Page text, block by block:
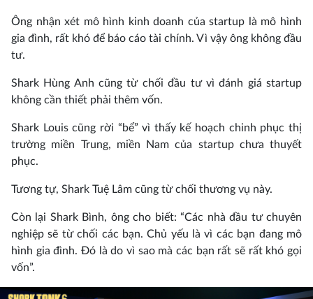
Ông nhận xét mô hình kinh doanh của startup là mô hình
gia đình, rất khó để báo cáo tài chính. Vì vậy ông không đầu
tư.
Shark Hùng Anh cũng từ chối đầu tư vì đánh giá startup
không cần thiết phải thêm vốn.
Shark Louis cũng rời “bể” vì thấy kế hoạch chinh phục thị
trường miền Trung, miền Nam của startup chưa thuyết
phục.
Tương tự, Shark Tuệ Lâm cũng từ chối thương vụ này.
Còn lại Shark Bình, ông cho biết: “Các nhà đầu tư chuyên
nghiệp sẽ từ chối các bạn. Chủ yếu là vì các bạn đang mô
hình gia đình. Đó là do vì sao mà các bạn rất sẽ rất khó gọi
vốn”.